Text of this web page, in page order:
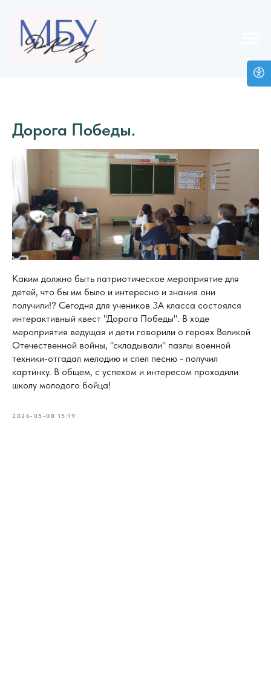
Дорога Победы.
Каким должно быть патриотическое мероприятие для
детей, что бы им было и интересно и знания они
получили!? Сегодня для учеников 3А класса состоялся
интерактивный квест "Дорога Победы". В ходе
мероприятия ведущая и дети говорили о героях Великой
Отечественной войны, "складывали" пазлы военной
техники-отгадал мелодию и спел песню - получил
картинку. В общем, с успехом и интересом проходили
школу молодого бойца!
2026-05-08 15:19